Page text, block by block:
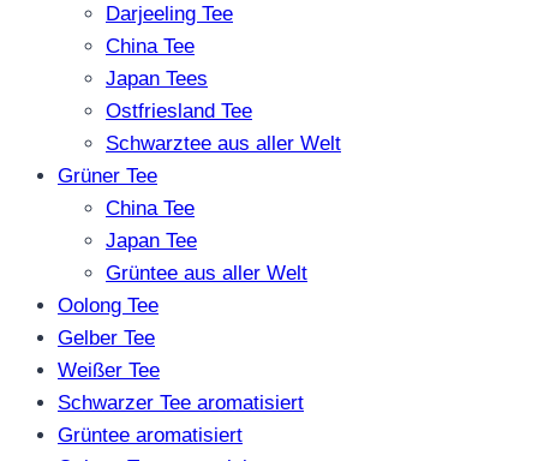
Darjeeling Tee
China Tee
Japan Tees
Ostfriesland Tee
Schwarztee aus aller Welt
Grüner Tee
China Tee
Japan Tee
Grüntee aus aller Welt
Oolong Tee
Gelber Tee
Weißer Tee
Schwarzer Tee aromatisiert
Grüntee aromatisiert